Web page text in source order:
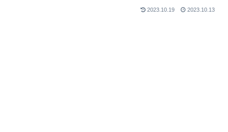
2023.10.19 2023.10.13